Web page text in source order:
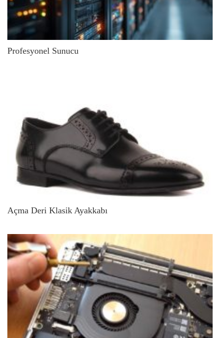
Profesyonel Sunucu
Açma Deri Klasik Ayakkabı